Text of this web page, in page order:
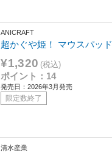
ANICRAFT
超かぐや姫！ マウスパッド
¥1,320 (税込)
ポイント：14
発売日：2026年3月発売
限定数終了
清水産業